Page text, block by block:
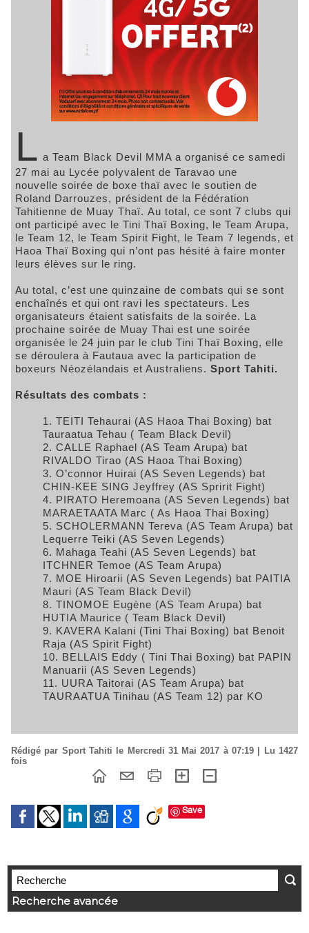
L a Team Black Devil MMA a organisé ce samedi
27 mai au Lycée polyvalent de Taravao une
nouvelle soirée de boxe thaï avec le soutien de
Roland Darrouzes, président de la Fédération
Tahitienne de Muay Thaï. Au total, ce sont 7 clubs qui
ont participé avec le Tini Thaï Boxing, le Team Arupa,
le Team 12, le Team Spirit Fight, le Team 7 legends, et
Haoa Thaï Boxing qui n’ont pas hésité à faire monter
leurs élèves sur le ring.
Au total, c’est une quinzaine de combats qui se sont
enchaînés et qui ont ravi les spectateurs. Les
organisateurs étaient satisfaits de la soirée. La
prochaine soirée de Muay Thai est une soirée
organisée le 24 juin par le club Tini Thaï Boxing, elle
se déroulera à Fautaua avec la participation de
boxeurs Néozélandais et Australiens. Sport Tahiti.
Résultats des combats :
TEITI Tehaurai (AS Haoa Thai Boxing) bat
Tauraatua Tehau ( Team Black Devil)
CALLE Raphael (AS Team Arupa) bat
RIVALDO Tirao (AS Haoa Thai Boxing)
O’connor Huirai (AS Seven Legends) bat
CHIN-KEE SING Jeyffrey (AS Spririt Fight)
PIRATO Heremoana (AS Seven Legends) bat
MARAETAATA Marc ( As Haoa Thai Boxing)
SCHOLERMANN Tereva (AS Team Arupa) bat
Lequerre Teiki (AS Seven Legends)
Mahaga Teahi (AS Seven Legends) bat
ITCHNER Temoe (AS Team Arupa)
MOE Hiroarii (AS Seven Legends) bat PAITIA
Mauri (AS Team Black Devil)
TINOMOE Eugène (AS Team Arupa) bat
HUTIA Maurice ( Team Black Devil)
KAVERA Kalani (Tini Thai Boxing) bat Benoit
Raja (AS Spirit Fight)
BELLAIS Eddy ( Tini Thai Boxing) bat PAPIN
Manuarii (AS Seven Legends)
UURA Taitorai (AS Team Arupa) bat
TAURAATUA Tinihau (AS Team 12) par KO
Rédigé par Sport Tahiti le Mercredi 31 Mai 2017 à 07:19 | Lu 1427
fois
Save
Recherche avancée